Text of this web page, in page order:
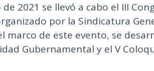
d
o
p
de 2021 se llevó a cabo el III
por la Sindicatura
marco de este evento, se
Gubernamental y el V